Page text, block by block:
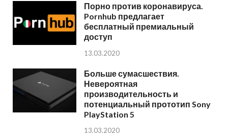
Порно против коронавируса.
Pornhub предлагает
бесплатный премиальный
доступ
13.03.2020
Больше сумасшествия.
Невероятная
производительность и
потенциальный прототип Sony
PlayStation 5
13.03.2020